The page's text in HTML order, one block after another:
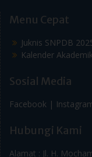
Menu Cepat
Juknis SNPDB
Kalender
Sosial Media
Facebook |
Hubungi Kami
Alamat : Jl. H.